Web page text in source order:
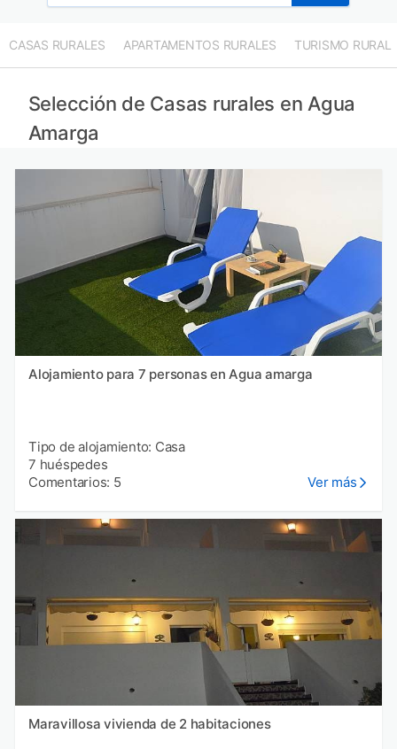
CASAS RURALES APARTAMENTOS RURALES TURISMO RURAL
Selección de Casas rurales en Agua
Amarga
Alojamiento para 7 personas en Agua amarga
Tipo de alojamiento: Casa
7 huéspedes
Comentarios: 5
Ver más
Maravillosa vivienda de 2 habitaciones